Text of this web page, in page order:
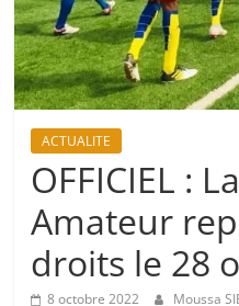
ACTUALITE
OFFICIEL :
Amateur
droits le 28
8 octobre 2022 Moussa